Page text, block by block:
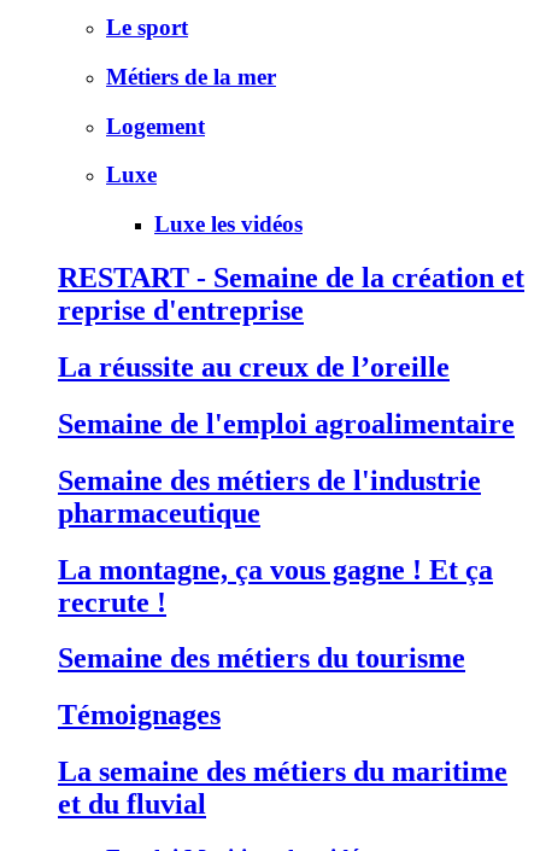
Le sport
Métiers de la mer
Logement
Luxe
Luxe les vidéos
RESTART - Semaine de la création et
reprise d'entreprise
La réussite au creux de l’oreille
Semaine de l'emploi agroalimentaire
Semaine des métiers de l'industrie
pharmaceutique
La montagne, ça vous gagne ! Et ça
recrute !
Semaine des métiers du tourisme
Témoignages
La semaine des métiers du maritime
et du fluvial